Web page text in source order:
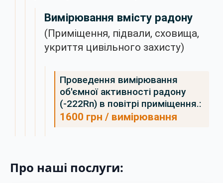
Вимірювання вмісту радону
(Приміщення, підвали, сховища,
укриття цивільного захисту)
Проведення вимірювання
об'ємної активності радону
(-222Rn) в повітрі приміщення.:
1600 грн / вимірювання
Про наші послуги: